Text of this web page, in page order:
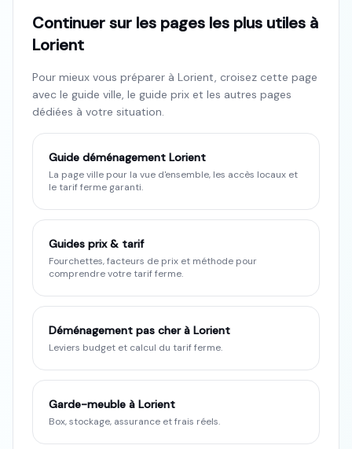
Continuer sur les pages les plus utiles à
Lorient
Pour mieux vous préparer à Lorient, croisez cette page
avec le guide ville, le guide prix et les autres pages
dédiées à votre situation.
Guide déménagement Lorient
La page ville pour la vue d'ensemble, les accès locaux et
le tarif ferme garanti.
Guides prix & tarif
Fourchettes, facteurs de prix et méthode pour
comprendre votre tarif ferme.
Déménagement pas cher à Lorient
Leviers budget et calcul du tarif ferme.
Garde-meuble à Lorient
Box, stockage, assurance et frais réels.